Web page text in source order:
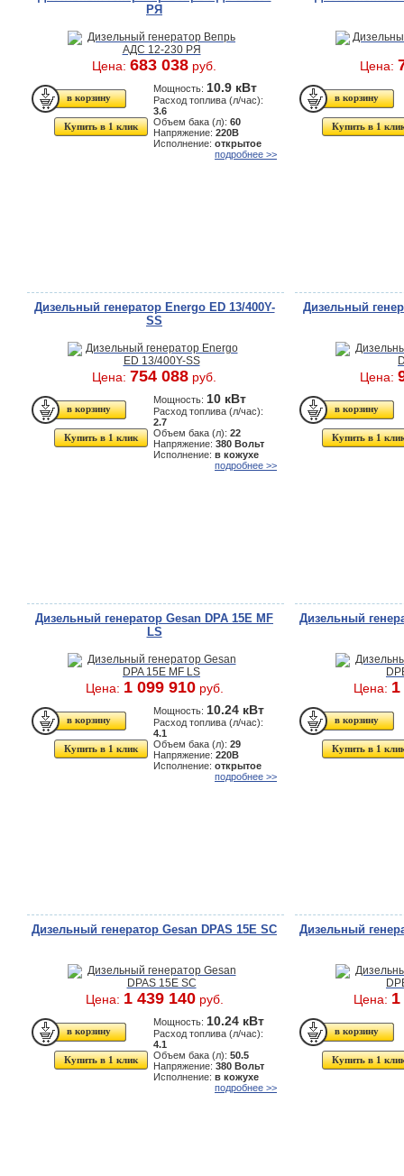
РЯ
Цена: 683 038 руб.
Купить в 1 клик
Мощность: 10.9 кВт
Расход топлива (л/час):
3.6
Объем бака (л): 60
Напряжение: 220В
Исполнение: открытое
подробнее >>
Цена:
Купить в 1
Дизельный генератор Energo ED 13/400Y-
SS
Цена: 754 088 руб.
Купить в 1 клик
Мощность: 10 кВт
Расход топлива (л/час):
2.7
Объем бака (л): 22
Напряжение: 380 Вольт
Исполнение: в кожухе
подробнее >>
Дизельный
Цена:
Купить в 1
Дизельный генератор Gesan DPA 15E MF
LS
Цена: 1 099 910руб.
Купить в 1 клик
Мощность: 10.24 кВт
Расход топлива (л/час):
4.1
Объем бака (л): 29
Напряжение: 220В
Исполнение: открытое
подробнее >>
Дизельный
Цена:
Купить в 1
Дизельный генератор Gesan DPAS 15E SC
Цена: 1 439 140руб.
Купить в 1 клик
Мощность: 10.24 кВт
Расход топлива (л/час):
4.1
Объем бака (л): 50.5
Напряжение: 380 Вольт
Исполнение: в кожухе
подробнее >>
Дизельный
Цена:
Купить в 1